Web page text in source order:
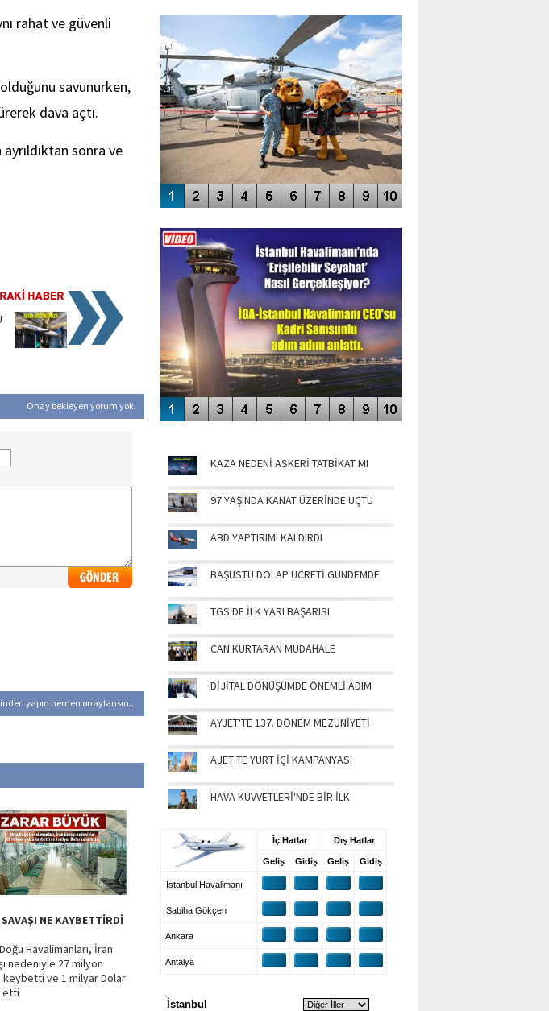
rahat ve güvenli
savunurken,
dava açtı.
sonra ve
Onay bekleyen yorum yok.
yapın hemen onaylansın...
NE KAYBETTİRDİ
Havalimanları, İran
nedeniyle 27 milyon
keybetti ve 1 milyar Dolar
etti
SİNGAPUR AIRSHOW-2020
ENGELLERİN AŞILDIĞI HAVALİMANI
KAZA NEDENİ ASKERİ TATBİKAT MI
97 YAŞINDA KANAT ÜZERİNDE UÇTU
ABD YAPTIRIMI KALDIRDI
BAŞÜSTÜ DOLAP ÜCRETİ GÜNDEMDE
TGS'DE İLK YARI BAŞARISI
CAN KURTARAN MÜDAHALE
DİJİTAL DÖNÜŞÜMDE ÖNEMLİ ADIM
AYJET'TE 137. DÖNEM MEZUNİYETİ
AJET'TE YURT İÇİ KAMPANYASI
HAVA KUVVETLERİ'NDE BİR İLK
İç Hatlar Dış Hatlar
Geliş Gidiş Geliş Gidiş
İstanbul Havalimanı
Sabiha Gökçen
Ankara
Antalya
İstanbul